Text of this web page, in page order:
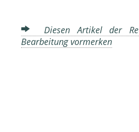
Diesen Artikel der
Bearbeitung vormerken